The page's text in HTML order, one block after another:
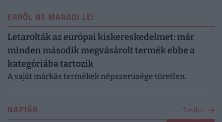
ERRŐL NE MARADJ LE!
Letarolták az európai kiskereskedelmet: már
minden második megvásárolt termék ebbe a
kategóriába tartozik
A saját márkás termékek népszerűsége töretlen.
NAPTÁR Tovább